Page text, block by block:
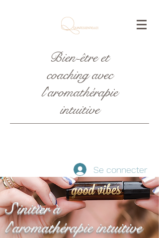
Bien-être et
coaching avec
l'aromathérapie
intuitive
Se connecter
S'initier à
l'aromathérapie intuitive